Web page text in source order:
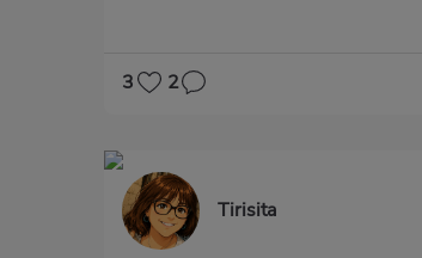
3 2
Tirisita